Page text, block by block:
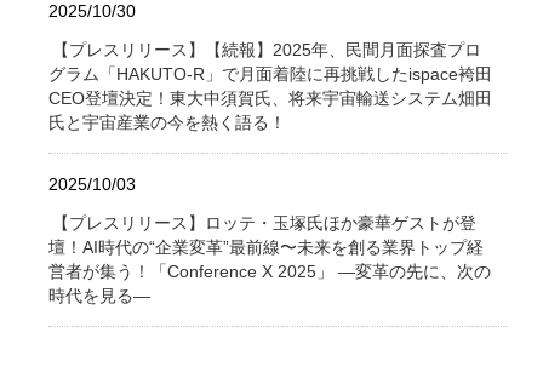
2025/10/30
【プレスリリース】【続報】2025年、民間月面探査プロ
グラム「HAKUTO-R」で月面着陸に再挑戦したispace袴田
CEO登壇決定！東大中須賀氏、将来宇宙輸送システム畑田
氏と宇宙産業の今を熱く語る！
2025/10/03
【プレスリリース】ロッテ・玉塚氏ほか豪華ゲストが登
壇！AI時代の“企業変革”最前線〜未来を創る業界トップ経
営者が集う！「Conference X 2025」 ―変革の先に、次の
時代を見る―